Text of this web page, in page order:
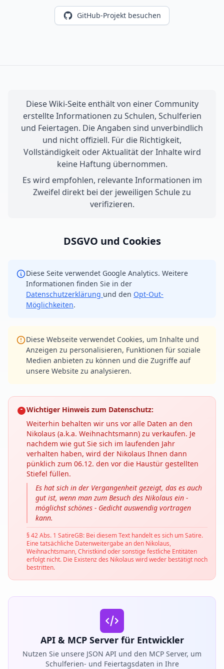
GitHub-Projekt besuchen
Diese Wiki-Seite enthält von einer Community
erstellte Informationen zu Schulen, Schulferien
und Feiertagen. Die Angaben sind unverbindlich
und nicht offiziell. Für die Richtigkeit,
Vollständigkeit oder Aktualität der Inhalte wird
keine Haftung übernommen.
Es wird empfohlen, relevante Informationen im
Zweifel direkt bei der jeweiligen Schule zu
verifizieren.
DSGVO und Cookies
Diese Seite verwendet Google Analytics. Weitere
Informationen finden Sie in der
Datenschutzerklärung und den Opt-Out-
Möglichkeiten.
Diese Webseite verwendet Cookies, um Inhalte und
Anzeigen zu personalisieren, Funktionen für soziale
Medien anbieten zu können und die Zugriffe auf
unsere Website zu analysieren.
Wichtiger Hinweis zum Datenschutz:
Weiterhin behalten wir uns vor alle Daten an den
Nikolaus (a.k.a. Weihnachtsmann) zu verkaufen. Je
nachdem wie gut Sie sich im laufenden Jahr
verhalten haben, wird der Nikolaus Ihnen dann
pünklich zum 06.12. den vor die Haustür gestellten
Stiefel füllen.
Es hat sich in der Vergangenheit gezeigt, das es auch
gut ist, wenn man zum Besuch des Nikolaus ein -
möglichst schönes - Gedicht auswendig vortragen
kann.
§ 42 Abs. 1 SatireGB: Bei diesem Text handelt es sich um Satire.
Eine tatsächliche Datenweitergabe an den Nikolaus,
Weihnachtsmann, Christkind oder sonstige festliche Entitäten
erfolgt nicht. Die Existenz des Nikolaus wird weder bestätigt noch
bestritten.
API & MCP Server für Entwickler
Nutzen Sie unsere JSON API und den MCP Server, um
Schulferien- und Feiertagsdaten in Ihre